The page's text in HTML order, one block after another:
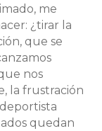
me
¿tirar la
que se
nos
la frustración
quedan